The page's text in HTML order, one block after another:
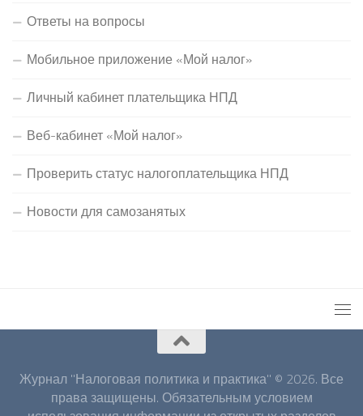
Ответы на вопросы
Мобильное приложение «Мой налог»
Личный кабинет плательщика НПД
Веб-кабинет «Мой налог»
Проверить статус налогоплательщика НПД
Новости для самозанятых
Журнал "Налоговая политика и практика" © 2026. Все
права защищены. Обязательным условием